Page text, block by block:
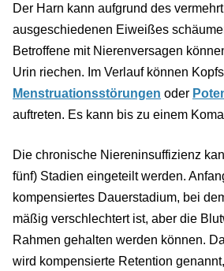
Der Harn kann aufgrund des
ausgeschiedenen Eiweißes
Betroffene mit Nierenversagen
Urin riechen. Im Verlauf können
Menstruationsstörungen oder
auftreten. Es kann bis zu einem
Die chronische Niereninsuffizienz
fünf) Stadien eingeteilt werden.
kompensiertes Dauerstadium, bei
mäßig verschlechtert ist, aber die
Rahmen gehalten werden können.
wird kompensierte Retention